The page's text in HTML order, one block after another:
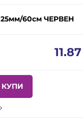
25мм/60см ЧЕРВЕН
11.87
КУПИ